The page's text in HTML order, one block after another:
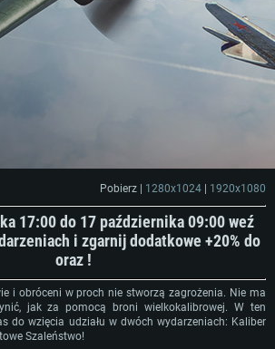
Pobierz | 1280x1024 1920x1080
17:00 do 17 października 09:00 weź
i zgarnij dodatkowe +20% do
oraz !
i obróceni w proch nie stworzą zagrożenia. Nie ma
jak za pomocą broni wielkokalibrowej. W ten
do wzięcia udziału w dwóch wydarzeniach: Kaliber
Szaleństwo!